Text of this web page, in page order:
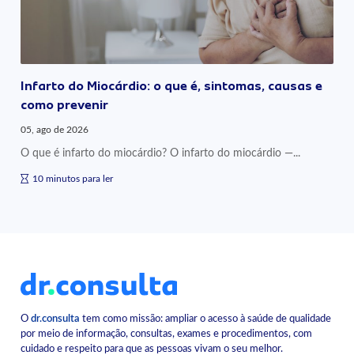
Infarto do Miocárdio: o que é, sintomas, causas e
como prevenir
05, ago de 2026
O que é infarto do miocárdio? O infarto do miocárdio —...
10 minutos para ler
Odr.consulta tem como missão: ampliar o acesso à saúde de qualidade
por meio de informação, consultas, exames e procedimentos, com
cuidado e respeito para que as pessoas vivam o seu melhor.